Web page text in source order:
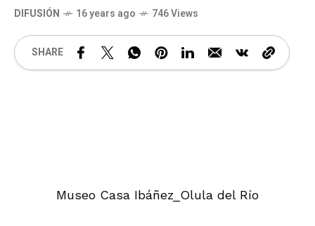
DIFUSIÓN 16 years ago 746 Views
SHARE
Museo Casa Ibáñez_Olula del Río